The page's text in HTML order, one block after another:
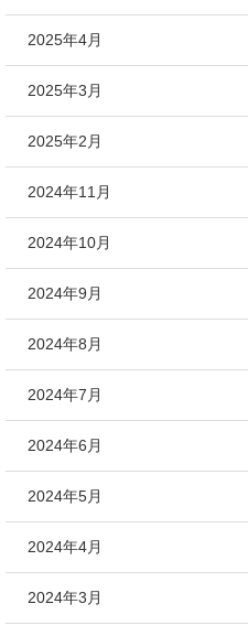
2025年4月
2025年3月
2025年2月
2024年11月
2024年10月
2024年9月
2024年8月
2024年7月
2024年6月
2024年5月
2024年4月
2024年3月